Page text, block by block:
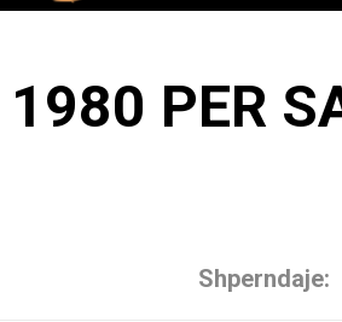
PER
Shperndaje: